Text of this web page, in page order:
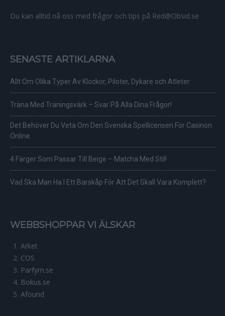
Du kan alltid nå oss med frågor och tips på Red@Obsid.se
SENASTE ARTIKLARNA
Allt Om Olika Typer Av Klockor, Piloter, Dykare och Atleter
Träna Med Träningsvärk – Svar På Alla Dina Frågor!
Det Behöver Du Veta Om Den Svenska Spellicensen För Casinon
Online
4 Färger Som Passar Till Beige – Matcha Med Stil!
Vad Ska Man Ha I Ett Barskåp För Att Det Skall Vara Komplett?
WEBBSHOPPAR VI ÄLSKAR
Arket
COS
Parfym.se
Bokus.se
Afound